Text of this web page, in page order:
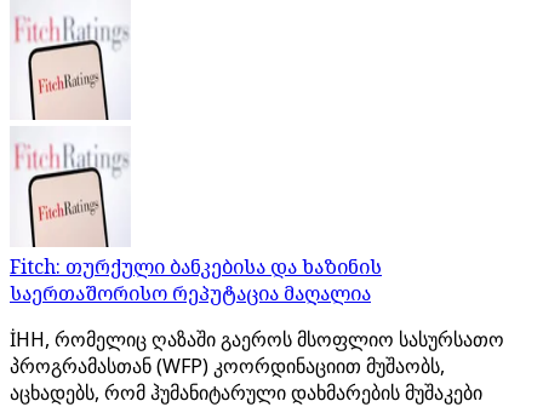
Fitch: თურქული ბანკებისა და ხაზინის
საერთაშორისო რეპუტაცია მაღალია
İHH, რომელიც ღაზაში გაეროს მსოფლიო სასურსათო
პროგრამასთან (WFP) კოორდინაციით მუშაობს,
აცხადებს, რომ ჰუმანიტარული დახმარების მუშაკები